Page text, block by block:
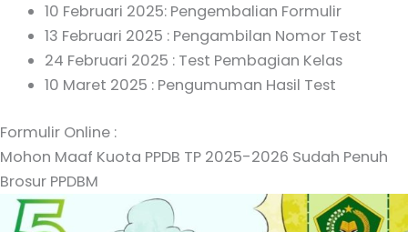
10 Februari 2025: Pengembalian Formulir
13 Februari 2025 : Pengambilan Nomor Test
24 Februari 2025 : Test Pembagian Kelas
10 Maret 2025 : Pengumuman Hasil Test
Formulir Online :
Mohon Maaf Kuota PPDB TP 2025-2026 Sudah Penuh
Brosur PPDBM